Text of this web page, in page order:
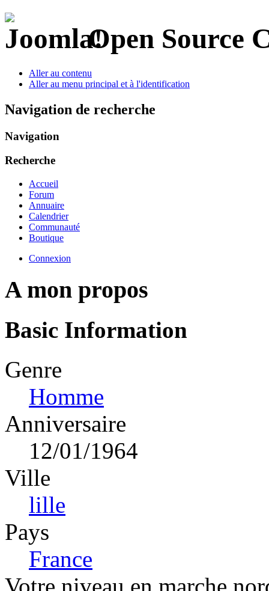
Open Source
Aller au contenu
Aller au menu principal et à l'identification
Navigation de recherche
Navigation
Recherche
Accueil
Forum
Annuaire
Calendrier
Communauté
Boutique
Connexion
A mon propos
Basic Information
Genre
Homme
Anniversaire
12/01/1964
Ville
lille
Pays
France